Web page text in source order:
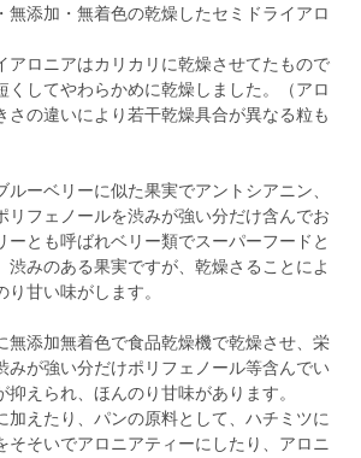
無添加・無着色の乾燥したセミドライアロ
ロニアはカリカリに乾燥させてたもので
くしてやわらかめに乾燥しました。（アロ
さの違いにより若干乾燥具合が異なる粒も
ーベリーに似た果実でアントシアニン、
リフェノールを渋みが強い分だけ含んでお
ーとも呼ばれベリー類でスーパーフードと
渋みのある果実ですが、乾燥さることによ
甘い味がします。
添加無着色で食品乾燥機で乾燥させ、栄
みが強い分だけポリフェノール等含んでい
抑えられ、ほんのり甘味があります。
えたり、パンの原料として、ハチミツに
そそいでアロニアティーにしたり、アロニ